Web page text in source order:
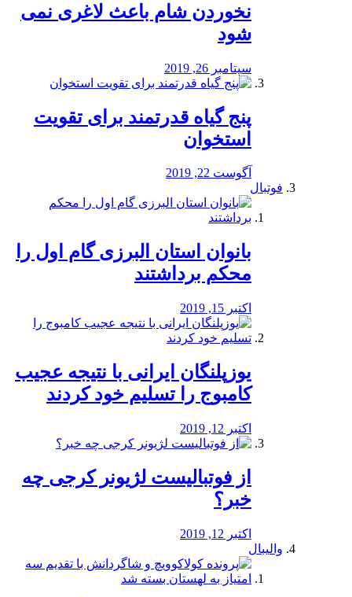
نخوردن شام باعث لاغری نمی
‌شود
سپتامبر 26, 2019
پنج گیاه قدرتمند برای تقویت
استخوان
آگوست 22, 2019
فوتبال
بانوان استان البرزی گام اول را
محكم برداشتند
اکتبر 15, 2019
یوزپلنگان ایرانی با نتیجه عجیب
کامبوج را تسلیم خود کردند
اکتبر 12, 2019
از فوتبالیست لژیونر کرجی چه
خبر؟
اکتبر 12, 2019
والیبال